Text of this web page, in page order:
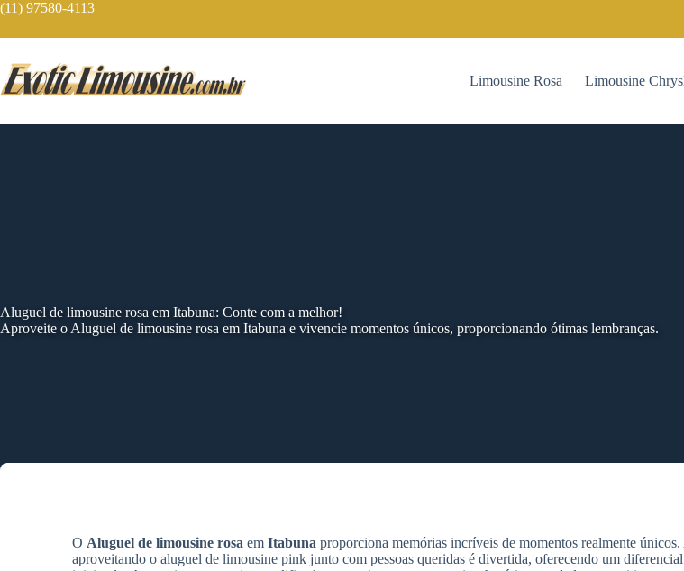
Skip
content
(11) 97580-4113
Limousine Rosa Limousine
Aluguel de limousine rosa em Itabuna: Conte com a melhor!
Aproveite o Aluguel de limousine rosa em Itabuna e vivencie momentos únicos, proporcionando ótimas lembranças.
O Aluguel de limousine rosa em Itabuna proporciona memórias incríveis de momentos realmente
aproveitando o aluguel de limousine pink junto com pessoas queridas é divertida, oferecendo um diferencial